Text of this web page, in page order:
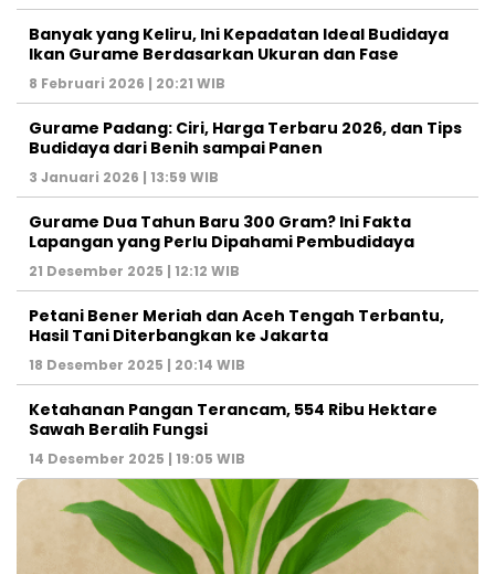
Banyak yang Keliru, Ini Kepadatan Ideal Budidaya
Ikan Gurame Berdasarkan Ukuran dan Fase
8 Februari 2026 | 20:21 WIB
Gurame Padang: Ciri, Harga Terbaru 2026, dan Tips
Budidaya dari Benih sampai Panen
3 Januari 2026 | 13:59 WIB
Gurame Dua Tahun Baru 300 Gram? Ini Fakta
Lapangan yang Perlu Dipahami Pembudidaya
21 Desember 2025 | 12:12 WIB
Petani Bener Meriah dan Aceh Tengah Terbantu,
Hasil Tani Diterbangkan ke Jakarta
18 Desember 2025 | 20:14 WIB
Ketahanan Pangan Terancam, 554 Ribu Hektare
Sawah Beralih Fungsi
14 Desember 2025 | 19:05 WIB